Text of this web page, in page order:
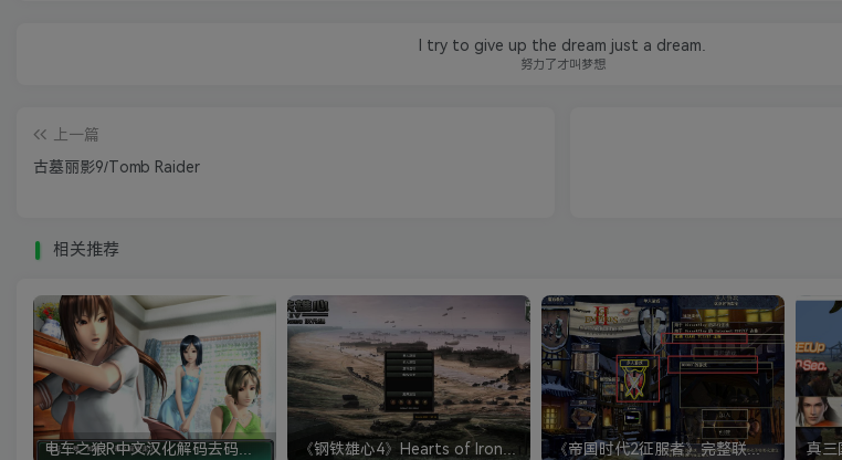
I try to give up the dream just a dream.
努力了才叫梦想
上一篇
古墓丽影9/Tomb Raider
相关推荐
电车之狼R中文汉化解码去码硬盘完整破解版+MOD特典+全CG存档+攻略|修复卡顿 《钢铁雄心4》Hearts of Iron IV 解压版+正版账号 《帝国时代2征服者》完整联机版 支持局域网+对战平台